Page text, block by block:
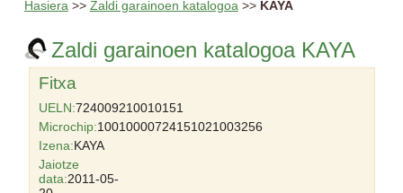
Hasiera>> Zaldi garainoen katalogoa>> KAYA
Zaldi garainoen katalogoa KAYA
Fitxa
UELN:724009210010151
Microchip:10010000724151021003256
Izena:KAYA
Jaiotze
data:2011-05-